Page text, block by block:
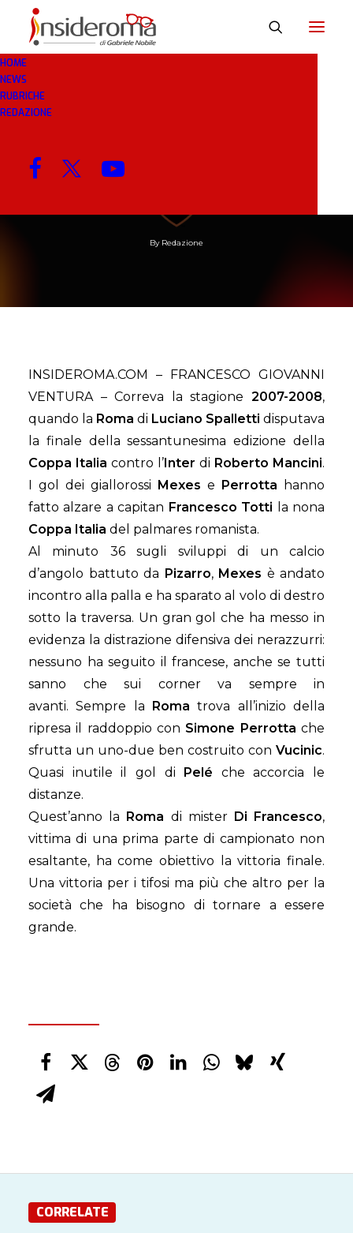
HOME
NEWS
RUBRICHE
REDAZIONE14 GEN 2019
Molto più di una
By Redazione
INSIDEROMA.COM – FRANCESCO GIOVANNI
VENTURA – Correva la stagione 2007-2008,
quando la Roma di Luciano Spalletti disputava
la finale della sessantunesima edizione della
Coppa Italia contro l’Inter di Roberto Mancini.
I gol dei giallorossi Mexes e Perrotta hanno
fatto alzare a capitan Francesco Totti la nona
Coppa Italia del palmares romanista.
Al minuto 36 sugli sviluppi di un calcio
d’angolo battuto da Pizarro, Mexes è andato
incontro alla palla e ha sparato al volo di destro
sotto la traversa. Un gran gol che ha messo in
evidenza la distrazione difensiva dei nerazzurri:
nessuno ha seguito il francese, anche se tutti
sanno che sui corner va sempre in
avanti. Sempre la Roma trova all’inizio della
ripresa il raddoppio con Simone Perrotta che
sfrutta un uno-due ben costruito con Vucinic.
Quasi inutile il gol di Pelé che accorcia le
distanze.
Quest’anno la Roma di mister Di Francesco,
vittima di una prima parte di campionato non
esaltante, ha come obiettivo la vittoria finale.
Una vittoria per i tifosi ma più che altro per la
società che ha bisogno di tornare a essere
grande.
CORRELATE